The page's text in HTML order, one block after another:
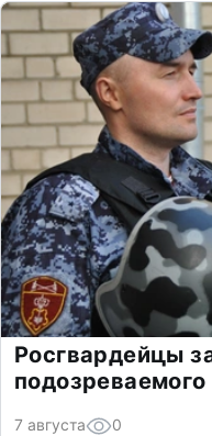
Росгвардейцы
7 августа 0